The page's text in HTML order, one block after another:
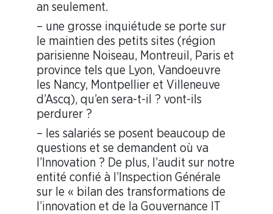
an seulement.
– une grosse inquiétude se porte sur
le maintien des petits sites (région
parisienne Noiseau, Montreuil, Paris et
province tels que Lyon, Vandoeuvre
les Nancy, Montpellier et Villeneuve
d’Ascq), qu’en sera-t-il ? vont-ils
perdurer ?
– les salariés se posent beaucoup de
questions et se demandent où va
l’Innovation ? De plus, l’audit sur notre
entité confié à l’Inspection Générale
sur le « bilan des transformations de
l’innovation et de la Gouvernance IT